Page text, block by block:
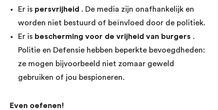
Er is persvrijheid . De media zijn onafhankelijk en
worden niet bestuurd of beïnvloed door de politiek.
Er is bescherming voor de vrijheid van burgers .
Politie en Defensie hebben beperkte bevoegdheden:
ze mogen bijvoorbeeld niet zomaar geweld
gebruiken of jou bespioneren.
Even oefenen!